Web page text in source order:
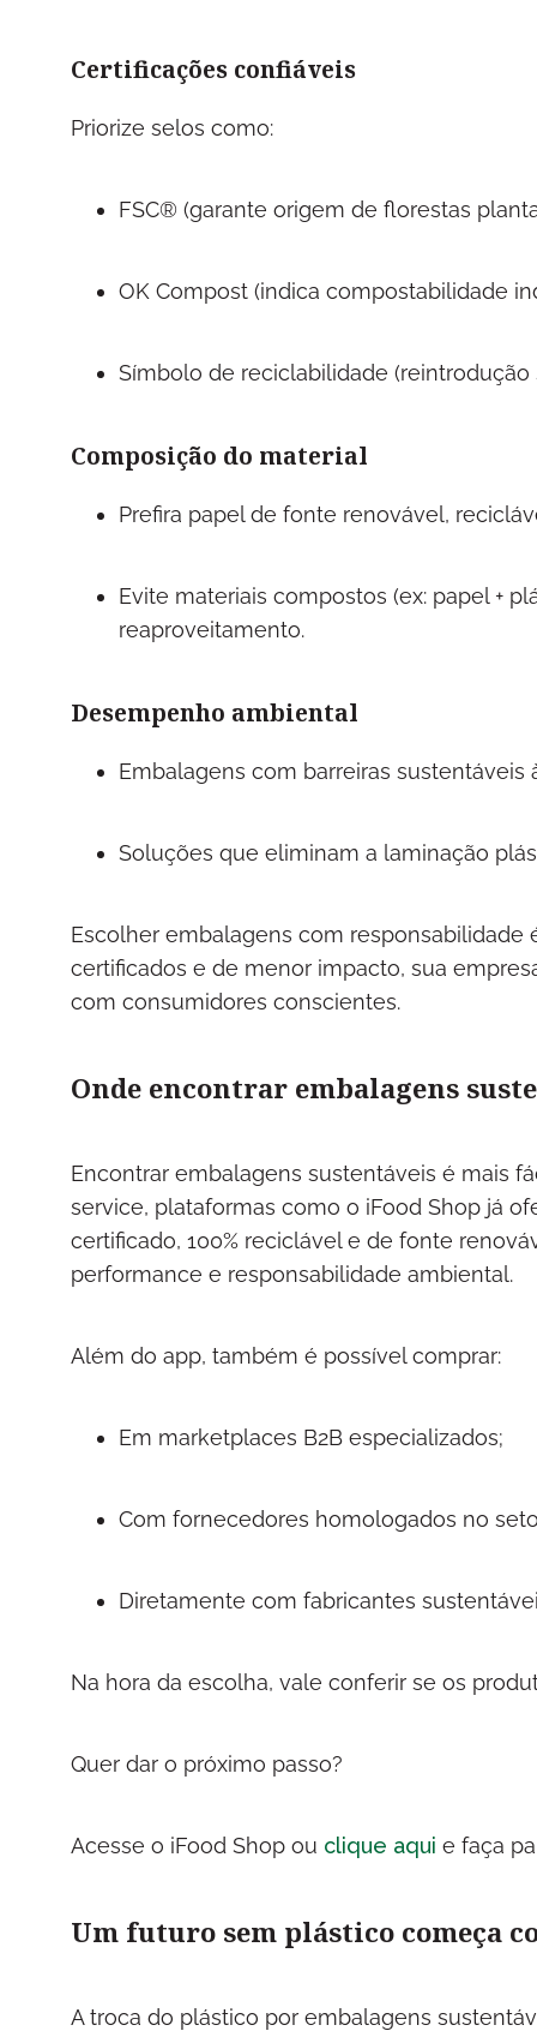
Certificações confiáveis
Priorize selos como:
FSC® (garante origem de florestas
OK Compost (indica compostabilidade
Símbolo de reciclabilidade
Composição do material
Prefira papel de fonte renovável,
Evite materiais compostos (ex: papel +
reaproveitamento.
Desempenho ambiental
Embalagens com barreiras sustentáveis
Soluções que eliminam a laminação
Escolher embalagens com responsabilidade
certificados e de menor impacto, sua
com consumidores conscientes.
Onde encontrar embalagens
Encontrar embalagens sustentáveis é mais
service, plataformas como o iFood Shop já
certificado, 100% reciclável e de fonte
performance e responsabilidade ambiental.
Além do app, também é possível comprar:
Em marketplaces B2B especializados;
Com fornecedores homologados no
Diretamente com fabricantes
Na hora da escolha, vale conferir se os
Quer dar o próximo passo?
Acesse o iFood Shop ou clique aqui e faça
Um futuro sem plástico começa
A troca do plástico por embalagens